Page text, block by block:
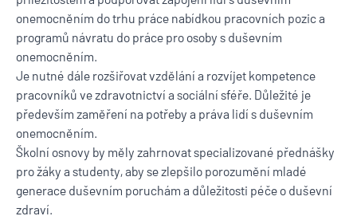
onemocněním do trhu práce nabídkou pracovních pozic a
programů návratu do práce pro osoby s duševním
onemocněním.
Je nutné dále rozšiřovat vzdělání a rozvíjet kompetence
pracovníků ve zdravotnictví a sociální sféře. Důležité je
především zaměření na potřeby a práva lidí s duševním
onemocněním.
Školní osnovy by měly zahrnovat specializované přednášky
pro žáky a studenty, aby se zlepšilo porozumění mladé
generace duševním poruchám a důležitosti péče o duševní
zdraví.